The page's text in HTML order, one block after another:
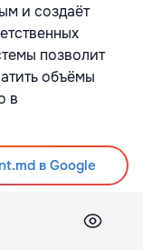
и создаёт
позволит
объёмы
в
в Google